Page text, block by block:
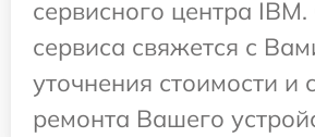
сервисного центра
сервиса свяжется с
уточнения стоимости и
ремонта Вашего